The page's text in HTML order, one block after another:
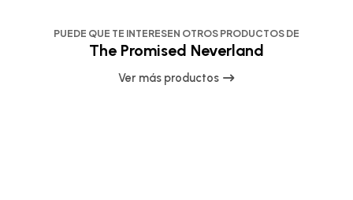
PUEDE QUE TE INTERESEN OTROS PRODUCTOS DE
The Promised Neverland
Ver más productos